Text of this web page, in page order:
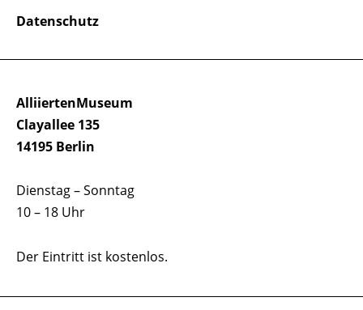
AlliiertenMuseum
Clayallee 135
14195 Berlin
Dienstag – Sonntag
10 – 18 Uhr
Der Eintritt ist kostenlos.
Datenschutz